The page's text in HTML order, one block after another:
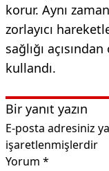
korur. Aynı
zorlayıcı
sağlığı
kullandı.
Bir yanıt yazın
E-posta adresiniz
işaretlenmişlerdir
Yorum *